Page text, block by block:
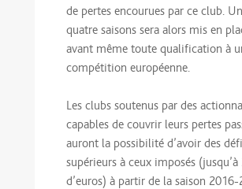
de pertes encourues par ce club.
quatre saisons sera alors mis en
avant même toute qualification à
compétition européenne.
Les clubs soutenus par des
capables de couvrir leurs pertes
auront la possibilité d’avoir des
supérieurs à ceux imposés
d’euros) à partir de la saison 2016-